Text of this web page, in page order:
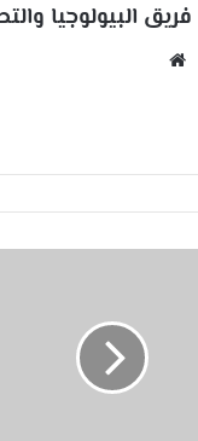
فريق البيولوجيا